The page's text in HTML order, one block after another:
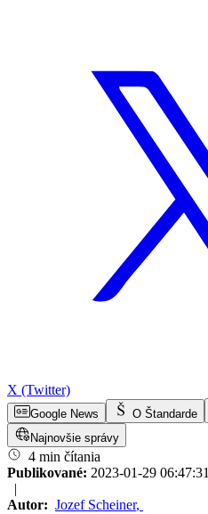
X (Twitter)
Google News O Štandarde
Najnovšie správy
4 min čítania
Publikované: 2023-01-29 06:47:31
|
Autor: Jozef Scheiner,